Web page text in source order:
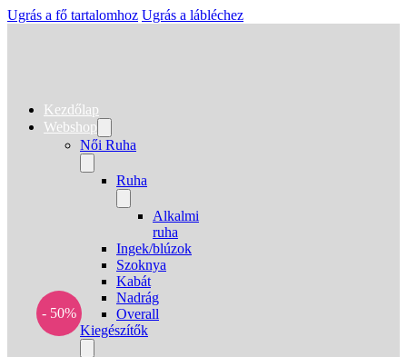
Ugrás a fő tartalomhoz Ugrás a lábléchez
Kezdőlap
Webshop
Női Ruha
Ruha
Alkalmi
ruha
Ingek/blúzok
Szoknya
Kabát
Nadrág
Overall
Kiegészítők
- 50%